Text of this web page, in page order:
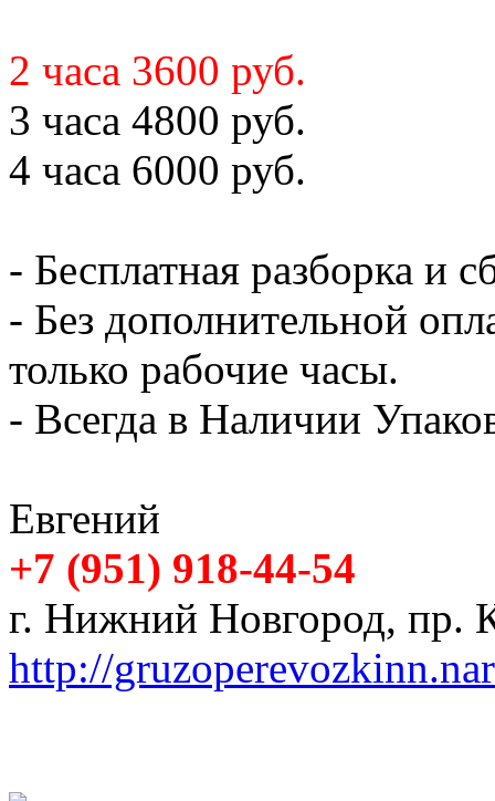
2 часа 3600 руб.
3 часа 4800 руб.
4 часа 6000 руб.
- Бесплатная разборка и
- Без дополнительной
только рабочие часы.
- Всегда в Наличии
Евгений
+7 (951) 918-44-54
г. Нижний Новгород, пр.
http://